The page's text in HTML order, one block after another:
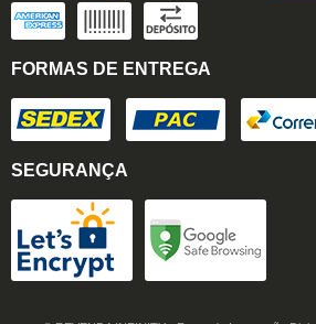
FORMAS DE ENTREGA
SEGURANÇA